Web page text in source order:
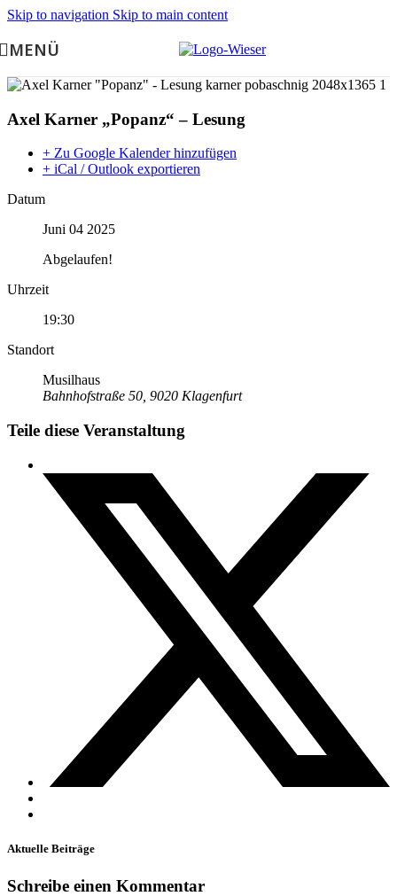
Skip to navigation Skip to main content
MENÜ
Axel Karner „Popanz“ – Lesung
+ Zu Google Kalender hinzufügen
+ iCal / Outlook exportieren
Datum
Juni 04 2025
Abgelaufen!
Uhrzeit
19:30
Standort
Musilhaus
Bahnhofstraße 50, 9020 Klagenfurt
Teile diese Veranstaltung
Aktuelle Beiträge
Schreibe einen Kommentar